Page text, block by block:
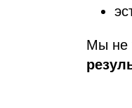
Мы не